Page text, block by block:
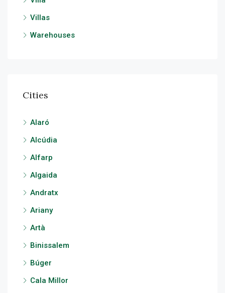
Villas
Warehouses
Cities
Alaró
Alcúdia
Alfarp
Algaida
Andratx
Ariany
Artà
Binissalem
Búger
Cala Millor